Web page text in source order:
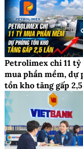
Petrolimex chi 11 tỷ
mua phần mềm, dự
tồn kho tăng gấp